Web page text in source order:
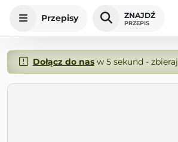
Przepisy ZNAJDŹ
PRZEPIS
Dołącz do nasw 5 sekund -